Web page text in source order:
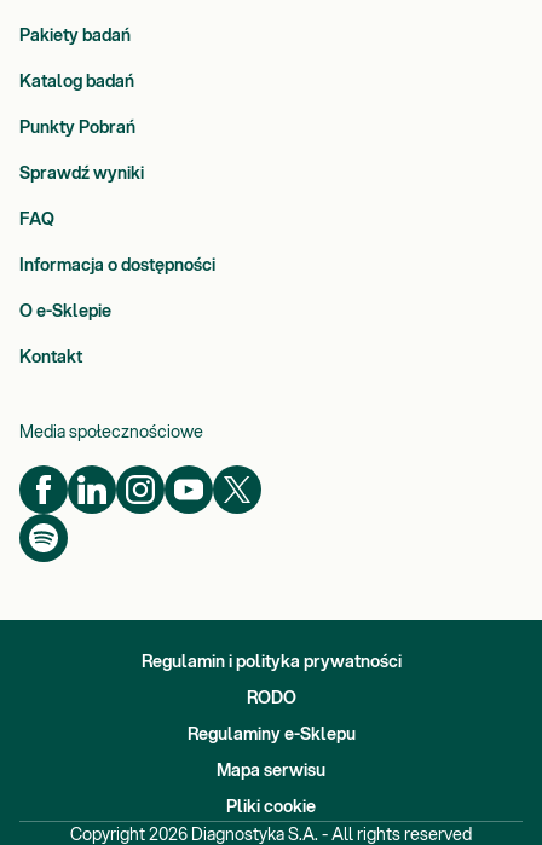
Pakiety badań
Katalog badań
Punkty Pobrań
Sprawdź wyniki
FAQ
Informacja o dostępności
O e-Sklepie
Kontakt
Media społecznościowe
Regulamin i polityka prywatności
RODO
Regulaminy e-Sklepu
Mapa serwisu
Pliki cookie
Copyright 2026 Diagnostyka S.A. - All rights reserved